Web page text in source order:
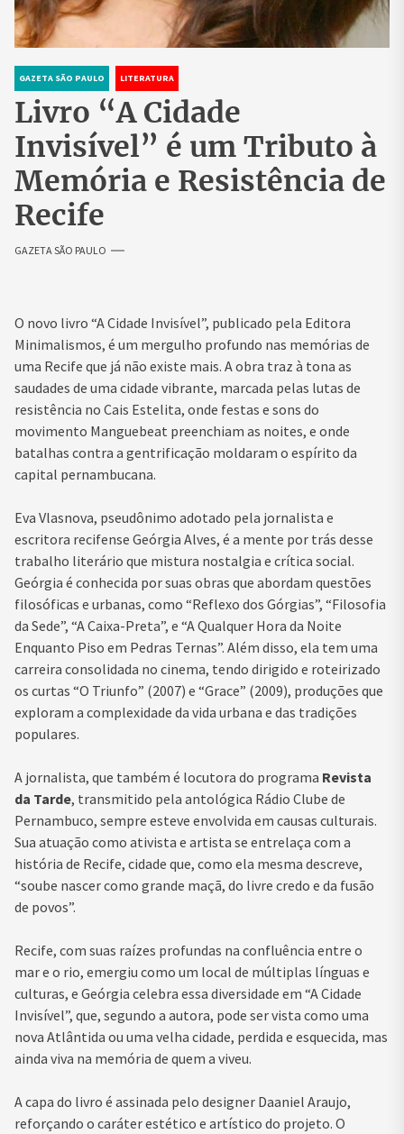
GAZETA SÃO PAULO LITERATURA
Livro “A Cidade
Invisível” é um Tributo à
Memória e Resistência de
Recife
GAZETA SÃO PAULO
O novo livro “A Cidade Invisível”, publicado pela Editora
Minimalismos, é um mergulho profundo nas memórias de
uma Recife que já não existe mais. A obra traz à tona as
saudades de uma cidade vibrante, marcada pelas lutas de
resistência no Cais Estelita, onde festas e sons do
movimento Manguebeat preenchiam as noites, e onde
batalhas contra a gentrificação moldaram o espírito da
capital pernambucana.
Eva Vlasnova, pseudônimo adotado pela jornalista e
escritora recifense Geórgia Alves, é a mente por trás desse
trabalho literário que mistura nostalgia e crítica social.
Geórgia é conhecida por suas obras que abordam questões
filosóficas e urbanas, como “Reflexo dos Górgias”, “Filosofia
da Sede”, “A Caixa-Preta”, e “A Qualquer Hora da Noite
Enquanto Piso em Pedras Ternas”. Além disso, ela tem uma
carreira consolidada no cinema, tendo dirigido e roteirizado
os curtas “O Triunfo” (2007) e “Grace” (2009), produções que
exploram a complexidade da vida urbana e das tradições
populares.
A jornalista, que também é locutora do programa Revista
da Tarde, transmitido pela antológica Rádio Clube de
Pernambuco, sempre esteve envolvida em causas culturais.
Sua atuação como ativista e artista se entrelaça com a
história de Recife, cidade que, como ela mesma descreve,
“soube nascer como grande maçã, do livre credo e da fusão
de povos”.
Recife, com suas raízes profundas na confluência entre o
mar e o rio, emergiu como um local de múltiplas línguas e
culturas, e Geórgia celebra essa diversidade em “A Cidade
Invisível”, que, segundo a autora, pode ser vista como uma
nova Atlântida ou uma velha cidade, perdida e esquecida, mas
ainda viva na memória de quem a viveu.
A capa do livro é assinada pelo designer Daaniel Araujo,
reforçando o caráter estético e artístico do projeto. O